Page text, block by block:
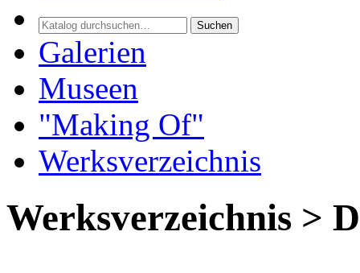
Suchen
Galerien
Museen
"Making Of"
Werksverzeichnis
Werksverzeichnis >